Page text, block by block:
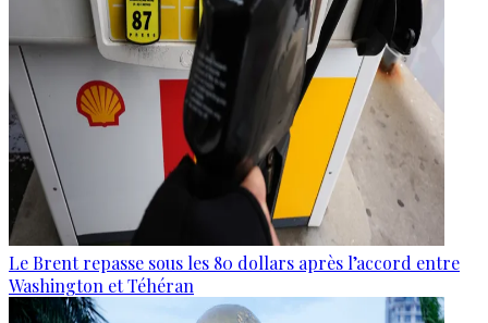
Le Brent repasse sous les 80 dollars après l’accord entre
Washington et Téhéran